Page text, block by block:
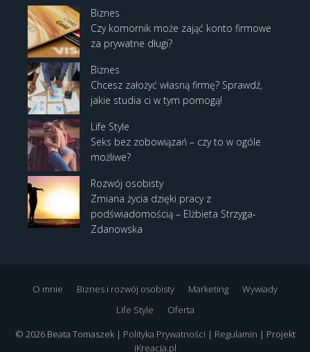
Biznes
Czy komornik może zająć konto firmowe
za prywatne długi?
Biznes
Chcesz założyć własną firmę? Sprawdź,
jakie studia ci w tym pomogą!
Life Style
Seks bez zobowiązań – czy to w ogóle
możliwe?
Rozwój osobisty
Zmiana życia dzięki pracy z
podświadomością – Elżbieta Strzyga-
Zdanowska
O mnie Biznes i rozwój osobisty Marketing
Wywiady
Life Style
Oferta
© 2026 Beata Tomaszek | Polityka Prywatności | Regulamin | Projekt
iKreacja.pl